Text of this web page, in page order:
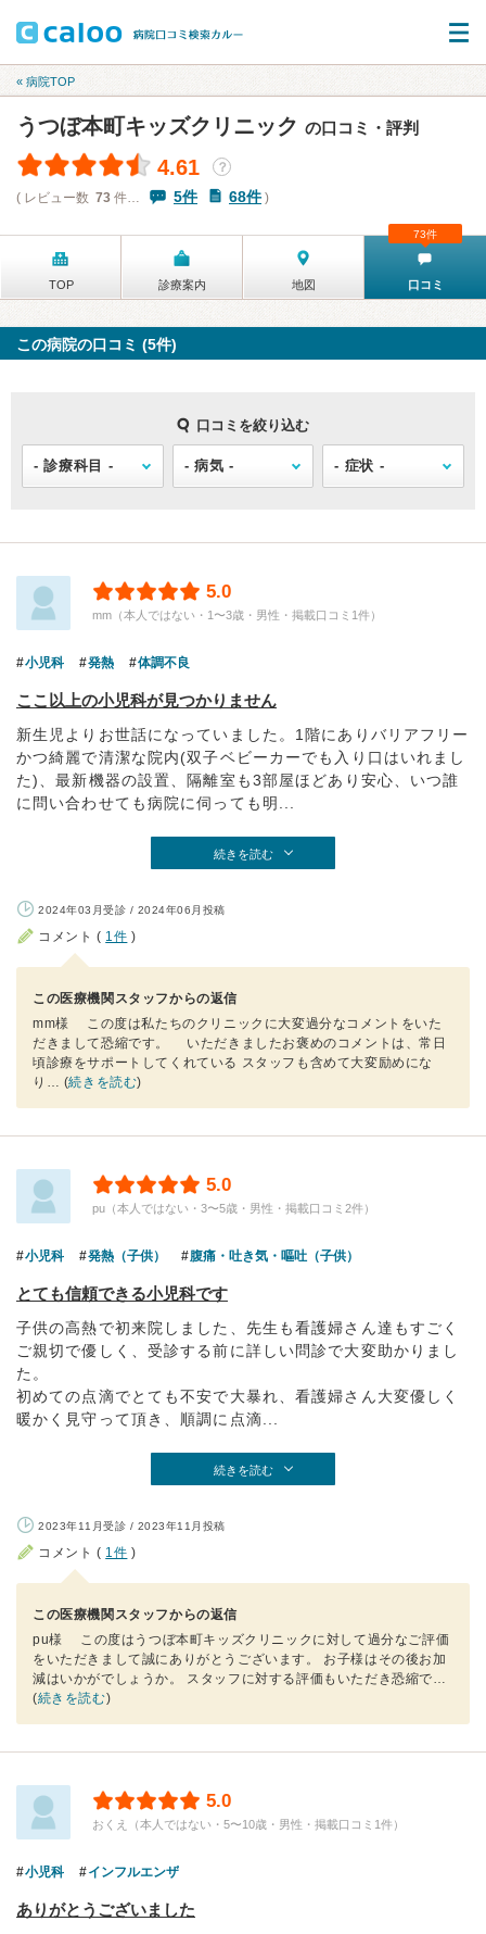
« 病院TOP
うつぼ本町キッズクリニック の口コミ・評判
4.61
？
( レビュー数 73 件… 5件 68件)
TOP 診療案内 地図 口コミ
73件
この病院の口コミ (5件)
口コミを絞り込む
5.0
mm（本人ではない・1〜3歳・男性・掲載口コミ1件）
小児科 発熱 体調不良
ここ以上の小児科が見つかりません
新生児よりお世話になっていました。1階にありバリアフリー
かつ綺麗で清潔な院内(双子ベビーカーでも入り口はいれまし
た)、最新機器の設置、隔離室も3部屋ほどあり安心、いつ誰
に問い合わせても病院に伺っても明...
続きを読む
2024年03月受診 / 2024年06月投稿
コメント ( 1件 )
この医療機関スタッフからの返信
mm様 この度は私たちのクリニックに大変過分なコメントをいた
だきまして恐縮です。 いただきましたお褒めのコメントは、常日
頃診療をサポートしてくれている スタッフも含めて大変励めにな
り … (続きを読む)
5.0
pu（本人ではない・3〜5歳・男性・掲載口コミ2件）
小児科 発熱（子供） 腹痛・吐き気・嘔吐（子供）
とても信頼できる小児科です
子供の高熱で初来院しました、先生も看護婦さん達もすごく
ご親切で優しく、受診する前に詳しい問診で大変助かりまし
た。
初めての点滴でとても不安で大暴れ、看護婦さん大変優しく
暖かく見守って頂き、順調に点滴...
続きを読む
2023年11月受診 / 2023年11月投稿
コメント ( 1件 )
この医療機関スタッフからの返信
pu様 この度はうつぼ本町キッズクリニックに対して過分なご評価
をいただきまして誠にありがとうございます。 お子様はその後お加
減はいかがでしょうか。 スタッフに対する評価もいただき恐縮で…
(続きを読む)
5.0
おくえ（本人ではない・5〜10歳・男性・掲載口コミ1件）
小児科 インフルエンザ
ありがとうございました